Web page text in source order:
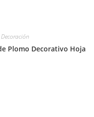
Decoración
Plomo Decorativo Hoja